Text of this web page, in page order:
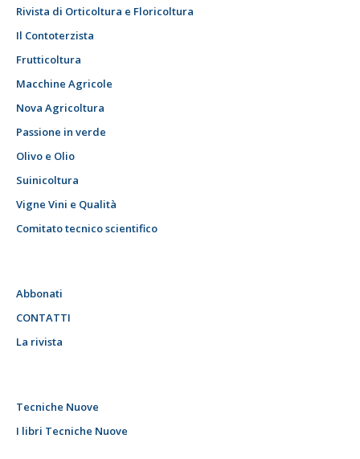
Rivista di Orticoltura e Floricoltura
Il Contoterzista
Frutticoltura
Macchine Agricole
Nova Agricoltura
Passione in verde
Olivo e Olio
Suinicoltura
Vigne Vini e Qualità
Comitato tecnico scientifico
Abbonati
CONTATTI
La rivista
Tecniche Nuove
I libri Tecniche Nuove